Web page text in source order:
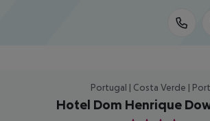
Portugal | Costa Verde |
Hotel Dom Henrique